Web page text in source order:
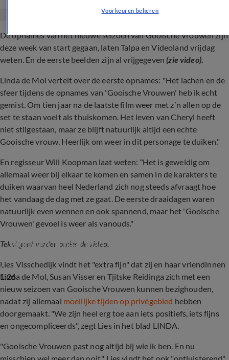
De opnames van het nieuwe seizoen van Gooische Vrouwen zijn
deze week van start gegaan, laten Talpa en Videoland vrijdag
weten. En de eerste beelden zijn al vrijgegeven(zie video).
Linda de Mol vertelt over de eerste opnames: "Het lachen en de
sfeer tijdens de opnames van 'Gooische Vrouwen' heb ik echt
gemist. Om tien jaar na de laatste film weer met z’n allen op de
set te staan voelt als thuiskomen. Het leven van Cheryl heeft
niet stilgestaan, maar ze blijft natuurlijk altijd een echte
Gooische vrouw. Heerlijk om weer in dit personage te duiken."
En regisseur Will Koopman laat weten: “Het is geweldig om
allemaal weer bij elkaar te komen en samen in de karakters te
duiken waarvan heel Nederland zich nog steeds afvraagt hoe
het vandaag de dag met ze gaat. De eerste draaidagen waren
natuurlijk even wennen en ook spannend, maar het 'Gooische
Vrouwen' gevoel is weer als vanouds."
Tekst gaat verder onder de video.
1:26
Linda de Mol samen met de Gooische
Vrouwen in haar blad
Lies Visschedijk vindt het "extra fijn" dat zij en haar vriendinnen
Linda de Mol, Susan Visser en Tjitske Reidinga zich met een
nieuw seizoen van Gooische Vrouwen kunnen bezighouden,
nadat zij allemaal moeilijke tijden op privégebied hebben
doorgemaakt. "We zijn heel erg toe aan iets positiefs, iets fijns
en ongecompliceerds", zegt Lies in het blad LINDA.
"Gooische Vrouwen past nog altijd bij wie ik ben. En nu
Voorkeuren beheren